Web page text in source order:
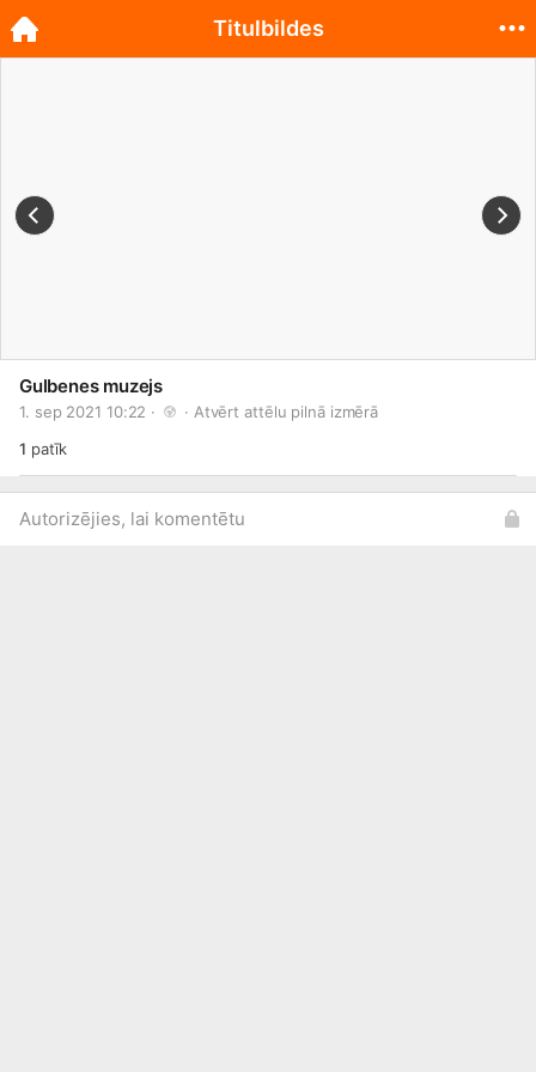
Gulbenes muzejs
1. sep 2021 10:22 · · Atvērt attēlu pilnā izmērā
1 patīk
Autorizējies, lai komentētu
Titulbildes